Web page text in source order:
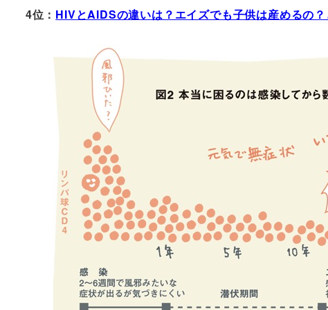
4位： HIVとAIDSの違いは？エイズでも子供は産めるの